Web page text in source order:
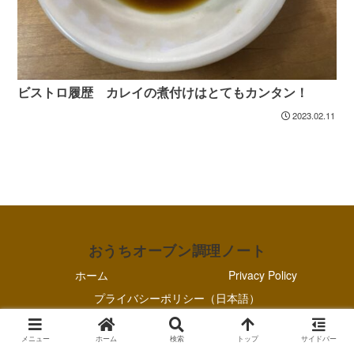
ビストロ履歴 カレイの煮付けはとてもカンタン！
2023.02.11
おうちオーブン調理ノート
ホーム
Privacy Policy
プライバシーポリシー（日本語）
© 2021-2026 おうちオーブン調理ノート.
メニュー ホーム 検索 トップ サイドバー